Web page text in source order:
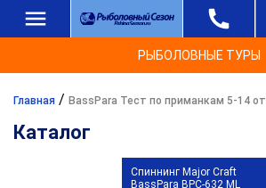
РЫБОЛОВНЫЕ ТУРЫ
Главная / BassPara Тест по приманкам 5-14 от
Каталог
Спиннинг Major Craft
BassPara BPC-632 ML